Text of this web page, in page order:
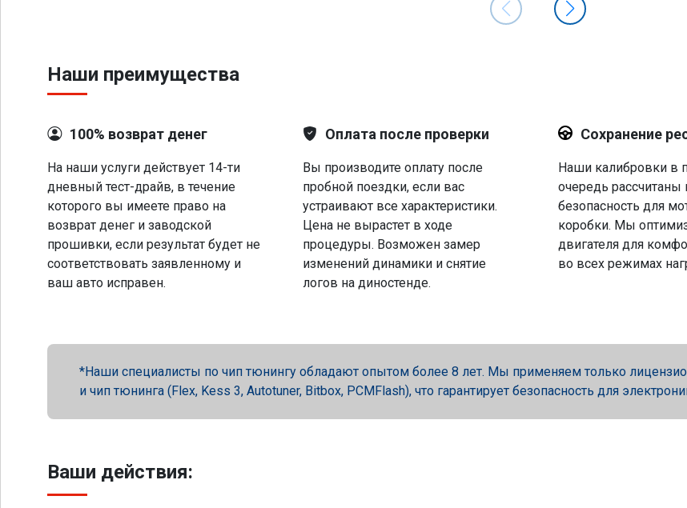
Наши преимущества
100% возврат денег
На наши услуги действует 14-ти
дневный тест-драйв, в течение
которого вы имеете право на
возврат денег и заводской
прошивки, если результат будет не
соответствовать заявленному и
ваш авто исправен.
Оплата после проверки
Вы производите оплату после
пробной поездки, если вас
устраивают все характеристики.
Цена не вырастет в ходе
процедуры. Возможен замер
изменений динамики и снятие
логов на диностенде.
Сохранение
Наши калибровки в
очередь рассчитаны
безопасность для
коробки. Мы
двигателя для
во всех режимах
Наши специалисты по чип тюнингу обладают опытом более 8 лет. Мы применяем только
и чип тюнинга (Flex, Kess 3, Autotuner, Bitbox, PCMFlash), что гарантирует безопасность для
Ваши действия: